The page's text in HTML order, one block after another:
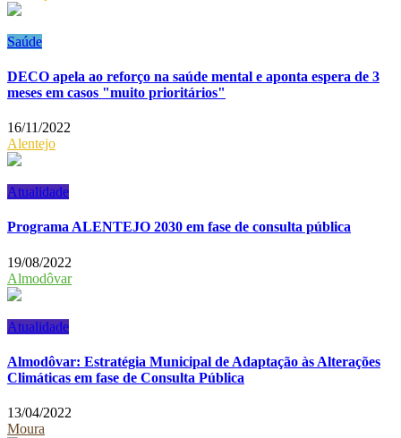
Saúde
DECO apela ao reforço na saúde mental e aponta espera de 3
meses em casos "muito prioritários"
16/11/2022
Alentejo
Atualidade
Programa ALENTEJO 2030 em fase de consulta pública
19/08/2022
Almodôvar
Atualidade
Almodôvar: Estratégia Municipal de Adaptação às Alterações
Climáticas em fase de Consulta Pública
13/04/2022
Moura